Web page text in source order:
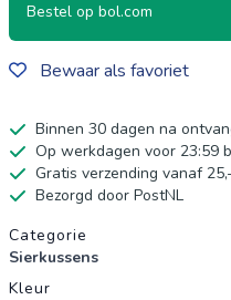
Bestel op bol.com
Bewaar als favoriet
Binnen 30 dagen na
Op werkdagen voor 23:59
Gratis verzending vanaf 25,-
Bezorgd door PostNL
Productgegevens
Categorie
Sierkussens
Kleur